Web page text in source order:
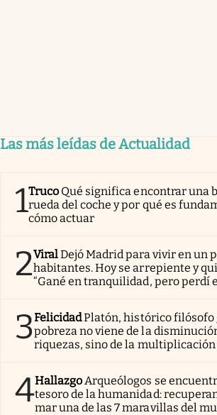
Las más leídas de Actualidad
1Truco Qué significa encontrar una
rueda del coche y por qué es
cómo actuar
2ViralDejó Madrid para vivir en un
habitantes. Hoy se arrepiente y
“Gané en tranquilidad, pero perdí
3FelicidadPlatón, histórico filósofo
pobreza no viene de la
riquezas, sino de la multiplicación
4Hallazgo Arqueólogos se
tesoro de la humanidad:
mar una de las 7 maravillas del